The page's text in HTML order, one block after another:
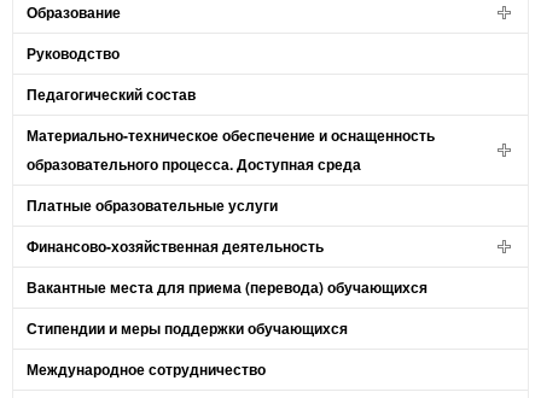
Образование
Руководство
Педагогический состав
Материально-техническое обеспечение и оснащенность
образовательного процесса. Доступная среда
Платные образовательные услуги
Финансово-хозяйственная деятельность
Вакантные места для приема (перевода) обучающихся
Стипендии и меры поддержки обучающихся
Международное сотрудничество